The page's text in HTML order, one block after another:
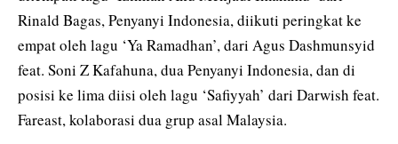
Rinald Bagas, Penyanyi Indonesia, diikuti peringkat ke
empat oleh lagu ‘Ya Ramadhan’, dari Agus Dashmunsyid
feat. Soni Z Kafahuna, dua Penyanyi Indonesia, dan di
posisi ke lima diisi oleh lagu ‘Safiyyah’ dari Darwish feat.
Fareast, kolaborasi dua grup asal Malaysia.